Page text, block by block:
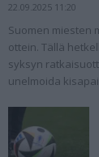
22.09.2025 11:20
Suomen miesten
ottein. Tällä
syksyn
unelmoida